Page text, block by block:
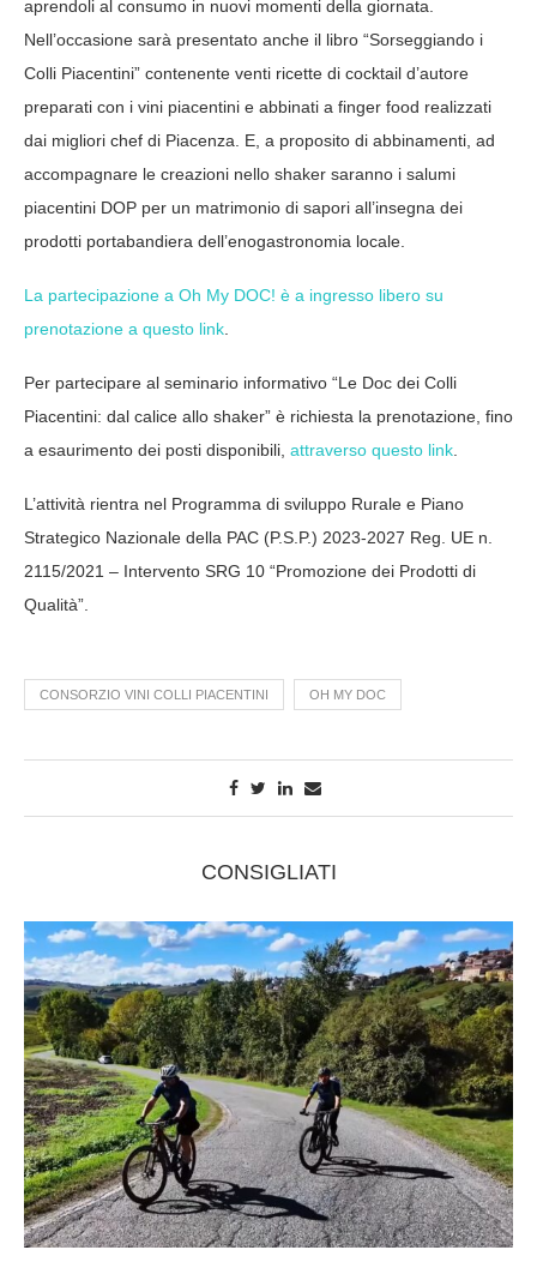
aprendoli al consumo in nuovi momenti della giornata.
Nell’occasione sarà presentato anche il libro “Sorseggiando i
Colli Piacentini” contenente venti ricette di cocktail d’autore
preparati con i vini piacentini e abbinati a finger food realizzati
dai migliori chef di Piacenza. E, a proposito di abbinamenti, ad
accompagnare le creazioni nello shaker saranno i salumi
piacentini DOP per un matrimonio di sapori all’insegna dei
prodotti portabandiera dell’enogastronomia locale.
La partecipazione a Oh My DOC! è a ingresso libero su
prenotazione a questo link
Per partecipare al seminario informativo “Le Doc dei Colli
Piacentini: dal calice allo shaker” è richiesta la prenotazione, fino
a esaurimento dei posti disponibili, attraverso questo link
L’attività rientra nel Programma di sviluppo Rurale e Piano
Strategico Nazionale della PAC (P.S.P.) 2023-2027 Reg. UE n.
2115/2021 – Intervento SRG 10 “Promozione dei Prodotti di
Qualità”.
CONSORZIO VINI COLLI PIACENTINI OH MY DOC
CONSIGLIATI